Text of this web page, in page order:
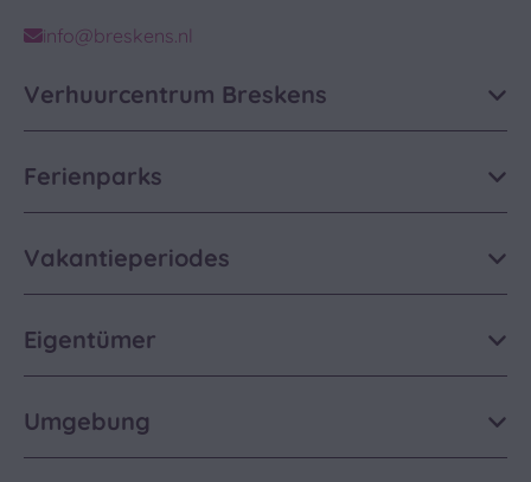
info@breskens.nl
Verhuurcentrum Breskens
Ferienparks
Vakantieperiodes
Eigentümer
Umgebung